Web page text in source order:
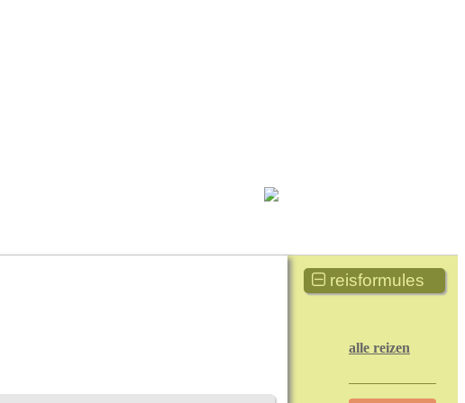
reisformules
alle reizen